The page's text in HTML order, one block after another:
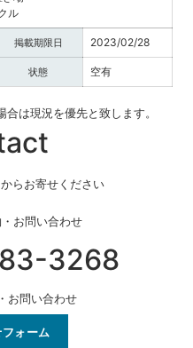
ル
掲載期限日 2023/02/28
状態 空有
は現況を優先と致します。
らお寄せください
お問い合わせ
3268
お問い合わせ
ォーム